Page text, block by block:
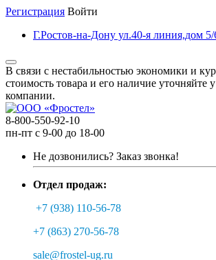
Регистрация Войти
Г.Ростов-на-Дону ул.40-я линия,дом 5/
В связи с нестабильностью экономики и
стоимость товара и его наличие уточняйте
компании.
8-800-550-92-10
пн-пт с 9-00 до 18-00
Не дозвонились? Заказ звонка!
Отдел продаж:
+7 (938) 110-56-78
+7 (863) 270-56-78
sale@frostel-ug.ru